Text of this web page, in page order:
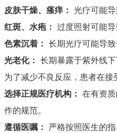
皮肤干燥、瘙痒： 光疗可能导
红斑、水疱： 过度照射可能导
色素沉着： 长期光疗可能导致
光老化： 长期暴露于紫外线下
为了减少不良反应，患者在接
选择正规医疗机构： 在有资
作的规范。
遵循医嘱：
严格按照医生的